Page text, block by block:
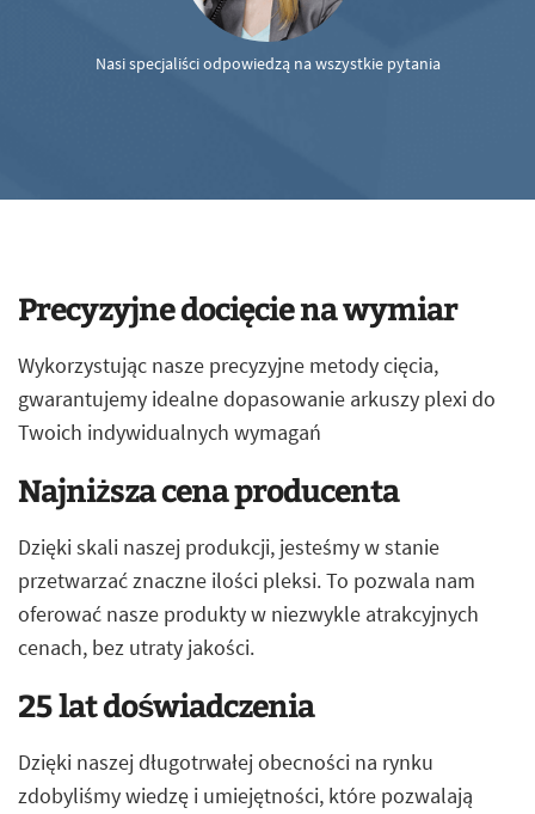
Nasi specjaliści odpowiedzą na wszystkie pytania
Precyzyjne docięcie na wymiar
Wykorzystując nasze precyzyjne metody cięcia,
gwarantujemy idealne dopasowanie arkuszy plexi do
Twoich indywidualnych wymagań
Najniższa cena producenta
Dzięki skali naszej produkcji, jesteśmy w stanie
przetwarzać znaczne ilości pleksi. To pozwala nam
oferować nasze produkty w niezwykle atrakcyjnych
cenach, bez utraty jakości.
25 lat doświadczenia
Dzięki naszej długotrwałej obecności na rynku
zdobyliśmy wiedzę i umiejętności, które pozwalają